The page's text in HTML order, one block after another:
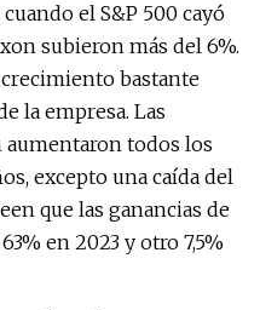
el S&P 500 cayó
subieron más del 6%.
bastante
la empresa. Las
aumentaron todos los
excepto una caída del
que las ganancias de
en 2023 y otro 7,5%